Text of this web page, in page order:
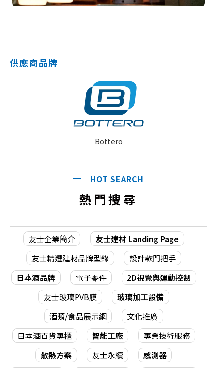
供應商品牌
Bottero
HOT SEARCH
熱門搜尋
友士企業簡介
友士建材 Landing Page
友士精選建材品牌型錄
設計款門把手
日本酒品牌
電子零件
2D視覺與運動控制
友士玻璃PVB膜
玻璃加工設備
酒類/食品展示網
文化推廣
日本酒百貨專櫃
智能工廠
專業技術服務
散熱方案
友士永續
感測器